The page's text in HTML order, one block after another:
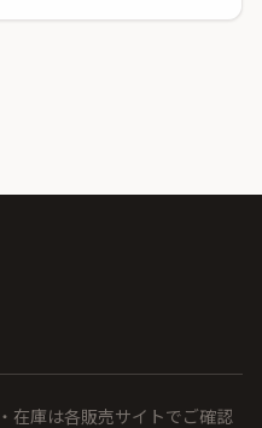
在庫は各販売サイトでご確認